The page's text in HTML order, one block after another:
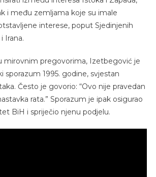
i među zemljama koje su imale
interese, poput Sjedinjenih
Irana.
mirovnim pregovorima, Izetbegović je
sporazum 1995. godine, svjestan
Često je govorio: “Ovo nije pravedan
rata.” Sporazum je ipak osigurao
BiH i spriječio njenu podjelu.